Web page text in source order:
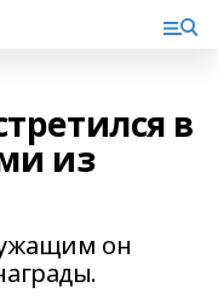
в
из
он